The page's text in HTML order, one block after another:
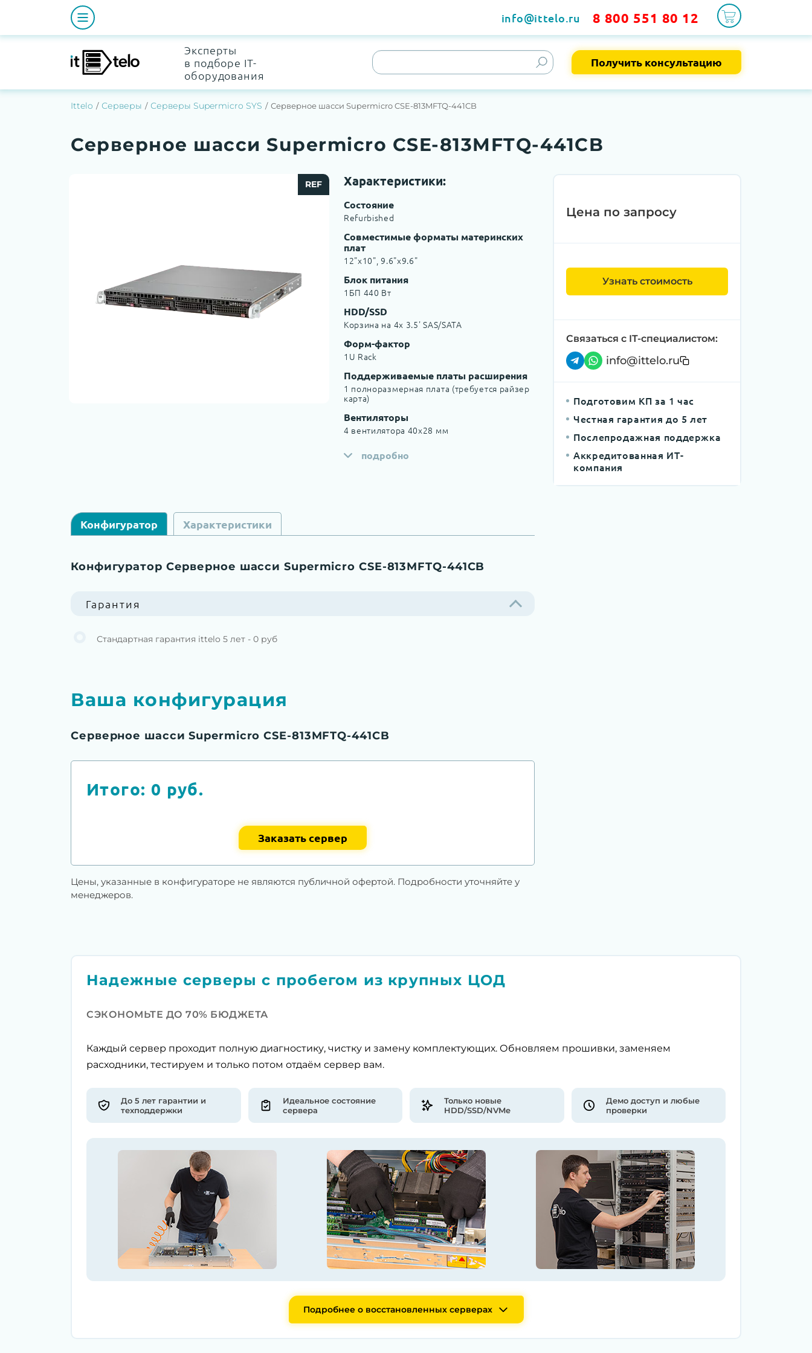
info@ittelo.ru 8 800 551 80 12
Эксперты
в подборе IT-
оборудования
Получить консультацию
Ittelo Серверы Серверы Supermicro SYS Серверное шасси Supermicro CSE-813MFTQ-441CB
Серверное шасси Supermicro CSE-813MFTQ-441CB
REF Характеристики:
Состояние
Refurbished
Совместимые форматы материнских
плат
12"x10", 9.6"x9.6"
Блок питания
1БП 440 Вт
HDD/SSD
Корзина на 4x 3.5' SAS/SATA
Форм-фактор
1U Rack
Поддерживаемые платы расширения
1 полноразмерная плата (требуется райзер
карта)
Вентиляторы
4 вентилятора 40x28 мм
подробно
Конфигуратор Характеристики
Конфигуратор Серверное шасси Supermicro CSE-813MFTQ-441CB
Гарантия
Стандартная гарантия ittelo 5 лет - 0 руб
Ваша конфигурация
Серверное шасси Supermicro CSE-813MFTQ-441CB
Итого: 0 руб.
Заказать сервер
Цены, указанные в конфигураторе не являются публичной офертой. Подробности уточняйте у
менеджеров.
Цена по запросу
Узнать стоимость
Связаться с IT-специалистом:
info@ittelo.ru
Подготовим КП за 1 час
Честная гарантия до 5 лет
Послепродажная поддержка
Аккредитованная ИТ-
компания
Надежные серверы с пробегом из крупных ЦОД
СЭКОНОМЬТЕ ДО 70% БЮДЖЕТА
Каждый сервер проходит полную диагностику, чистку и замену комплектующих. Обновляем прошивки, заменяем
расходники, тестируем и только потом отдаём сервер вам.
До 5 лет гарантии и
техподдержки
Идеальное состояние
сервера
Только новые
HDD/SSD/NVMe
Демо доступ и любые
проверки
Подробнее о восстановленных серверах